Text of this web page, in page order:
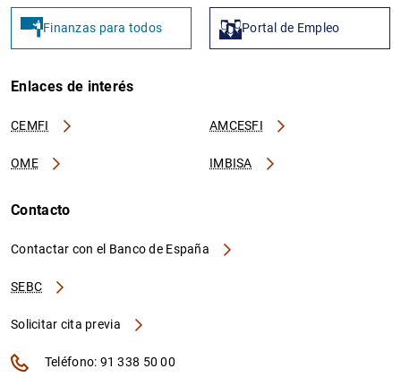
Finanzas para todos Portal de Empleo
Enlaces de interés
CEMFI AMCESFI
OME IMBISA
Contacto
Contactar con el Banco de España
SEBC
Solicitar cita previa
Teléfono: 91 338 50 00